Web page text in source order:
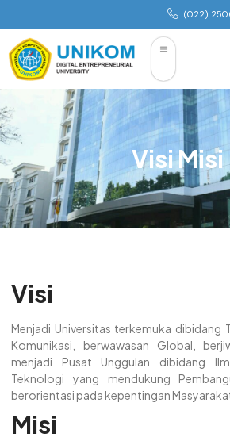
(022)
Visi Misi
Visi
Menjadi Universitas terkemuka dibidang
Komunikasi, berwawasan Global,
menjadi Pusat Unggulan dibidang
Teknologi yang mendukung
berorientasi pada kepentingan
Misi